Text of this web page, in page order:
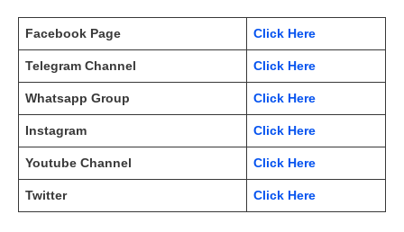
Facebook Page Click Here
Telegram Channel Click Here
Whatsapp Group Click Here
Instagram Click Here
Youtube Channel Click Here
Twitter Click Here